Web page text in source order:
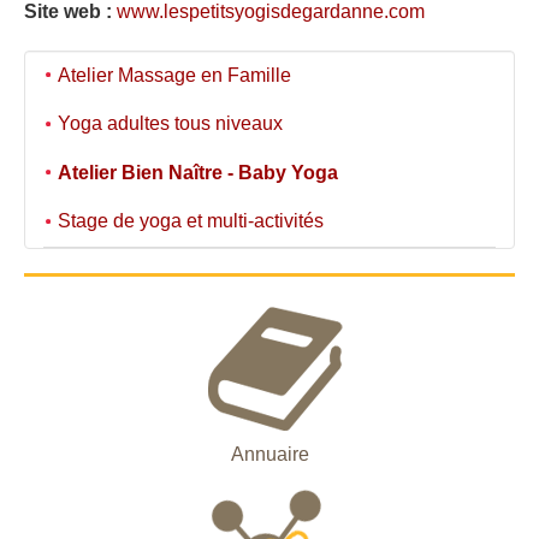
Site web : www.lespetitsyogisdegardanne.com
Atelier Massage en Famille
Yoga adultes tous niveaux
Atelier Bien Naître - Baby Yoga
Stage de yoga et multi-activités
Annuaire